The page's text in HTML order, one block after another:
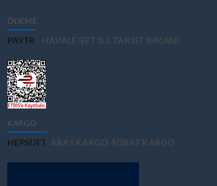
ÖDEME
PAYTR HAVALE/EFT %3 TAKSIT IMKANI
KARGO
HEPSIJET ARAS KARGO SÜRAT KARGO